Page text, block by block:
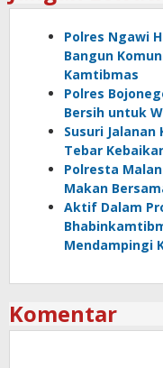
Polres Ngawi
Bangun
Kamtibmas
Polres
Bersih untuk
Susuri
Tebar
Polresta
Makan
Aktif Dalam
Mendampingi
Komentar